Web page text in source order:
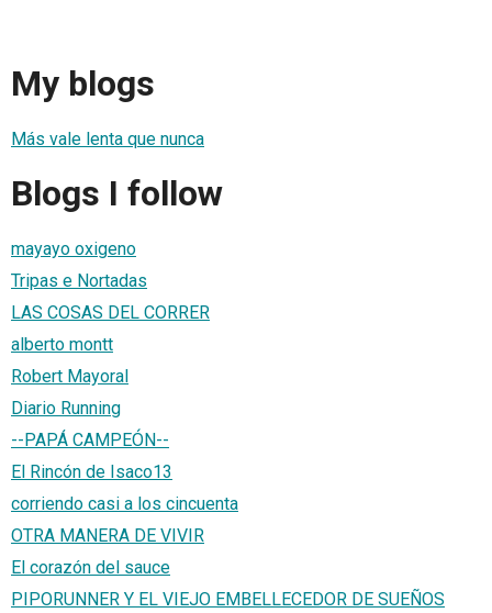
My blogs
Más vale lenta que nunca
Blogs I follow
mayayo oxigeno
Tripas e Nortadas
LAS COSAS DEL CORRER
alberto montt
Robert Mayoral
Diario Running
--PAPÁ CAMPEÓN--
El Rincón de Isaco13
corriendo casi a los cincuenta
OTRA MANERA DE VIVIR
El corazón del sauce
PIPORUNNER Y EL VIEJO EMBELLECEDOR DE SUEÑOS